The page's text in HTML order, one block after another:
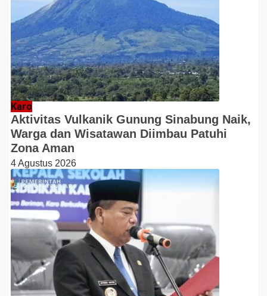
Karo
Aktivitas Vulkanik Gunung Sinabung Naik,
Warga dan Wisatawan Diimbau Patuhi
Zona Aman
4 Agustus 2026